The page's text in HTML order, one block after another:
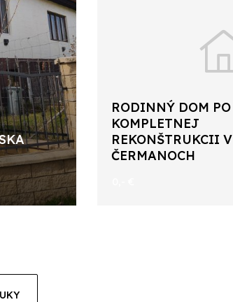
RODINNÝ DOM PO
KOMPLETNEJ
REKONŠTRUKCII V
ČERMANOCH